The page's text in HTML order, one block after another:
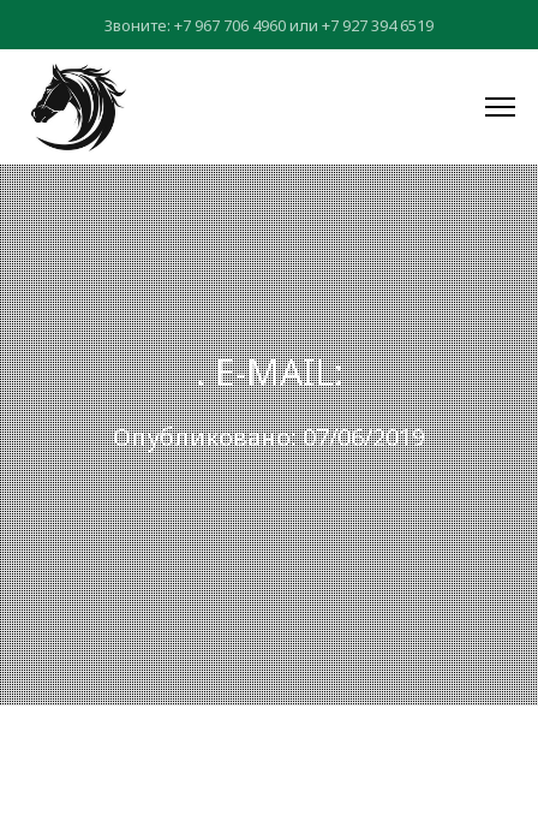
Звоните: +7 967 706 4960или +7 927 394 6519
. E-MAIL:
Опубликовано: 07/06/2019